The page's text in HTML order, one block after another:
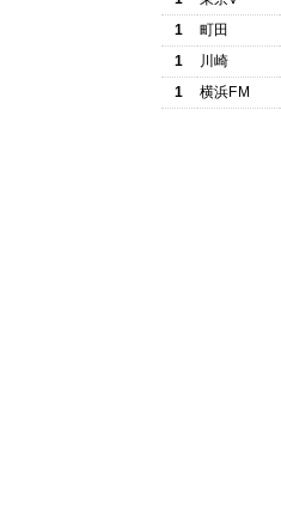
1
町田
1
川崎
1
横浜FM